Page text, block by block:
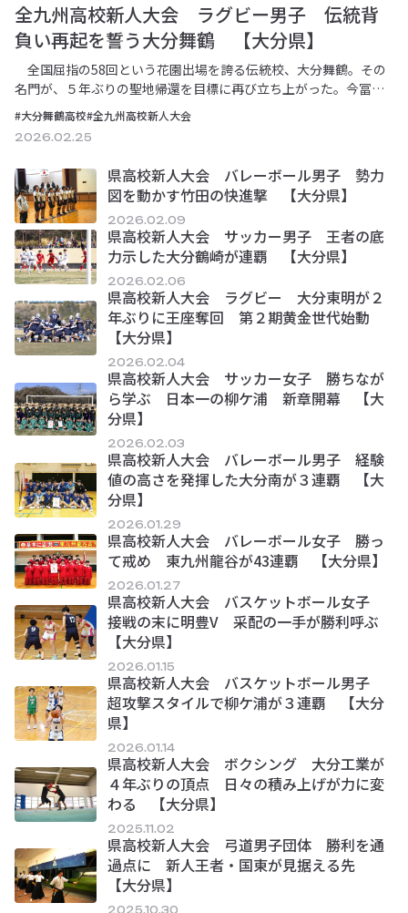
全九州高校新人大会 ラグビー男子 伝統背
負い再起を誓う大分舞鶴 【大分県】
全国屈指の58回という花園出場を誇る伝統校、大分舞鶴。その
名門が、５年ぶりの聖地帰還を目標に再び立ち上がった。今冨貴
徳監督は昨年11月、新チーム始動とともに「…
#大分舞鶴高校#全九州高校新人大会
2026.02.25
県高校新人大会 バレーボール男子 勢力
図を動かす竹田の快進撃 【大分県】
2026.02.09
県高校新人大会 サッカー男子 王者の底
力示した大分鶴崎が連覇 【大分県】
2026.02.06
県高校新人大会 ラグビー 大分東明が２
年ぶりに王座奪回 第２期黄金世代始動
【大分県】
2026.02.04
県高校新人大会 サッカー女子 勝ちなが
ら学ぶ 日本一の柳ケ浦 新章開幕 【大
分県】
2026.02.03
県高校新人大会 バレーボール男子 経験
値の高さを発揮した大分南が３連覇 【大
分県】
2026.01.29
県高校新人大会 バレーボール女子 勝っ
て戒め 東九州龍谷が43連覇 【大分県】
2026.01.27
県高校新人大会 バスケットボール女子
接戦の末に明豊V 采配の一手が勝利呼ぶ
【大分県】
2026.01.15
県高校新人大会 バスケットボール男子
超攻撃スタイルで柳ケ浦が３連覇 【大分
県】
2026.01.14
県高校新人大会 ボクシング 大分工業が
４年ぶりの頂点 日々の積み上げが力に変
わる 【大分県】
2025.11.02
県高校新人大会 弓道男子団体 勝利を通
過点に 新人王者・国東が見据える先
【大分県】